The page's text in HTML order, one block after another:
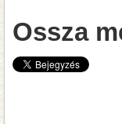
Ossza